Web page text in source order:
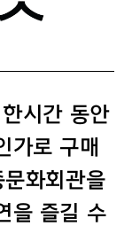
시간 동안
가로 구매
화회관을
을 즐길 수